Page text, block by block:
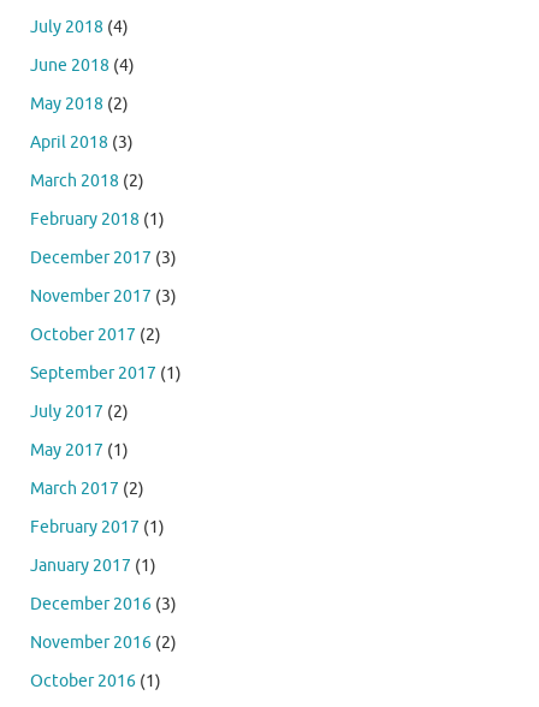
July 2018 (4)
June 2018 (4)
May 2018 (2)
April 2018 (3)
March 2018 (2)
February 2018 (1)
December 2017 (3)
November 2017 (3)
October 2017 (2)
September 2017 (1)
July 2017 (2)
May 2017 (1)
March 2017 (2)
February 2017 (1)
January 2017 (1)
December 2016 (3)
November 2016 (2)
October 2016 (1)